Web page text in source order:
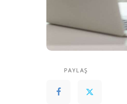
PAYLAŞ